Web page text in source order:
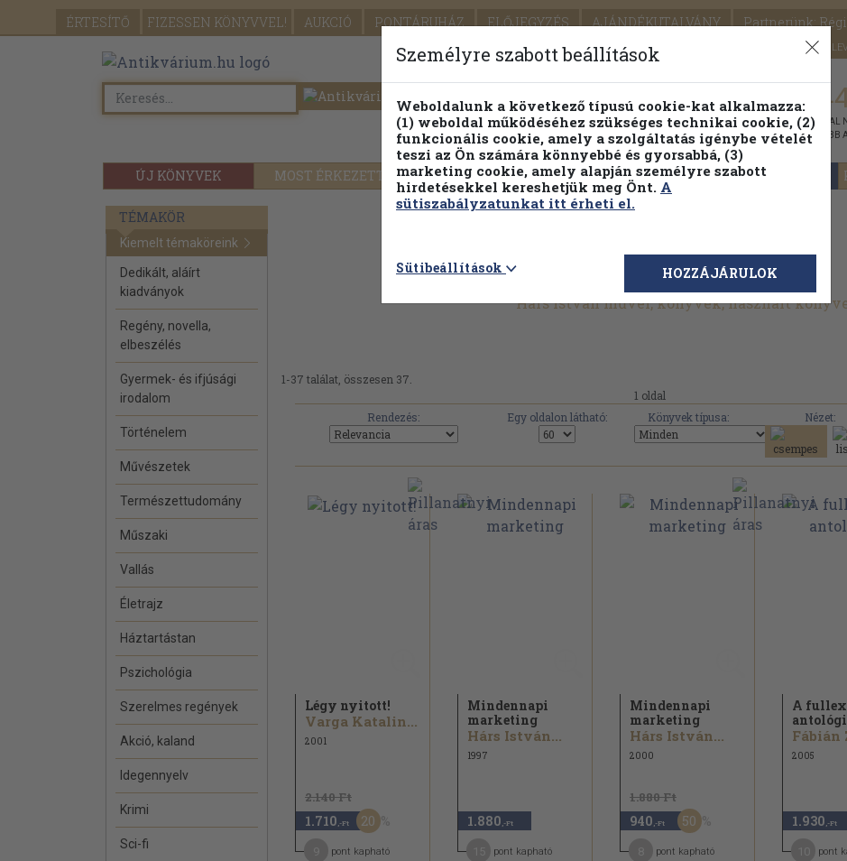
ÉRTESÍTŐ FIZESSEN KÖNYVVEL! AUKCIÓ PONTÁRUHÁZ ELŐJEGYZÉS AJÁNDÉKUTALVÁNY Partnerünk:
SEGÍTSÉG
ÚJ KÖNYVEK MOST ÉRKEZETT PILLANATNYI ÁRAINK FENNTARTHATÓ OLVASMÁNYOK
Részletes kereső Témaköri fa
KIADVÁNNYAL
LEGNAGYOBB
TÉMAKÖR
Kiemelt témaköreink
Dedikált, aláírt
kiadványok
Regény, novella,
elbeszélés
Gyermek- és ifjúsági
irodalom
Történelem
Művészetek
Természettudomány
Műszaki
Vallás
Életrajz
Háztartástan
Pszichológia
Szerelmes regények
Akció, kaland
Idegennyelv
Krimi
Sci-fi
Hárs István művei, könyvek, használt
1-37 találat, összesen 37.
1 oldal
Rendezés:
Egy oldalon látható: Könyvek típusa:
Nézet:
Légy nyitott!
Varga Katalin...
2001
2.140 Ft
1.710 ,-Ft 20
pont kapható
Mindennapi
marketing
Hárs István...
1997
1.880 ,-Ft
pont kapható
Mindennapi
marketing
Hárs István...
2000
1.880 Ft
940 ,-Ft 50
pont kapható
A
Fábián
2005
1.930 ,-Ft
pont
Személyre szabott beállítások
Weboldalunk a következő típusú cookie-kat alkalmazza:
(1) weboldal működéséhez szükséges technikai cookie, (2)
funkcionális cookie, amely a szolgáltatás igénybe vételét
teszi az Ön számára könnyebbé és gyorsabbá, (3)
marketing cookie, amely alapján személyre szabott
hirdetésekkel kereshetjük meg Önt. A
sütiszabályzatunkat itt érheti el.
Sütibeállítások HOZZÁJÁRULOK